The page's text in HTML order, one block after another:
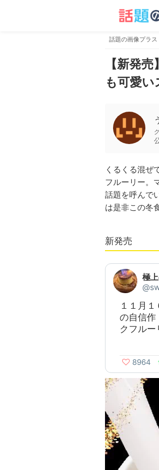
話題の画像プラス
【新発
も可愛
くるくる混ぜ
フルーリー。
話題を呼んで
は是非この冬
新発売
極
１１月
の自信作
クフル
8964